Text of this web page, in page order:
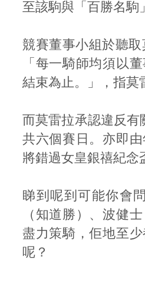
至該駒與「百勝名駒
競賽董事小組於聽
「每一騎師均須以
結束為止。」，指莫
而莫雷拉承認違反
共六個賽日。亦即
將錯過女皇銀禧紀念
睇到呢到可能你會
（知道勝）、波健
盡力策騎，佢地至
呢？